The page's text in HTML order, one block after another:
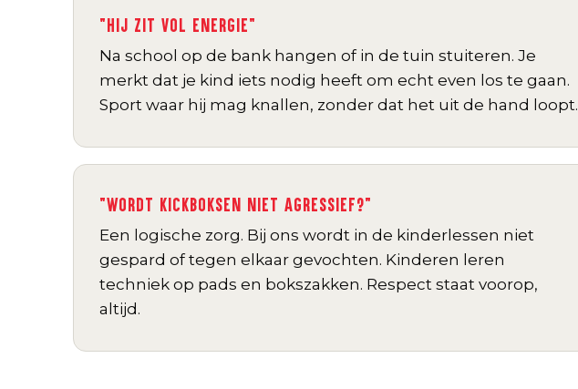
"HIJ ZIT VOL ENERGIE"
Na school op de bank hangen of in de tuin stuiteren. Je
merkt dat je kind iets nodig heeft om echt even los te gaan.
Sport waar hij mag knallen, zonder dat het uit de hand loopt.
"WORDT KICKBOKSEN NIET AGRESSIEF?"
Een logische zorg. Bij ons wordt in de kinderlessen niet
gespard of tegen elkaar gevochten. Kinderen leren
techniek op pads en bokszakken. Respect staat voorop,
altijd.